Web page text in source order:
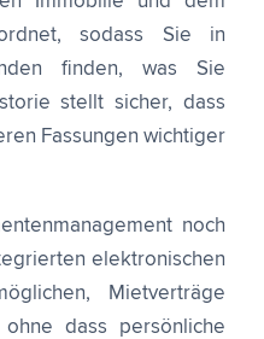
sodass Sie in
finden, was Sie
stellt sicher, dass
Fassungen wichtiger
noch
elektronischen
Mietverträge
dass persönliche